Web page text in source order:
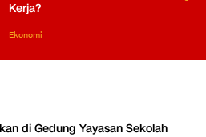
Kerja?
Ekonomi
di Gedung Yayasan Sekolah